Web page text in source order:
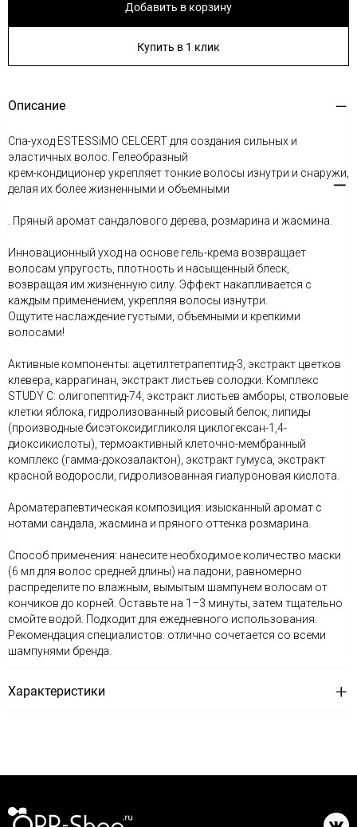
Добавить в корзину
Купить в 1 клик
Описание
Спа-уход ESTESSiMO CELCERT для создания сильных и
эластичных волос. Гелеобразный
крем-кондиционер укрепляет тонкие волосы изнутри и снаружи,
делая их более жизненными и объемными
. Пряный аромат сандалового дерева, розмарина и жасмина.
Инновационный уход на основе гель-крема возвращает
волосам упругость, плотность и насыщенный блеск,
возвращая им жизненную силу. Эффект накапливается с
каждым применением, укрепляя волосы изнутри.
Ощутите наслаждение густыми, объемными и крепкими
волосами!
Активные компоненты: ацетилтетрапептид-3, экстракт цветков
клевера, каррагинан, экстракт листьев солодки. Комплекс
STUDY C: олигопептид-74, экстракт листьев амборы, стволовые
клетки яблока, гидролизованный рисовый белок, липиды
(производные бисэтоксидигликоля циклогексан-1,4-
диоксикислоты), термоактивный клеточно-мембранный
комплекс (гамма-докозалактон), экстракт гумуса, экстракт
красной водоросли, гидролизованная гиалуроновая кислота.
Ароматерапевтическая композиция: изысканный аромат с
нотами сандала, жасмина и пряного оттенка розмарина.
Способ применения: нанесите необходимое количество маски
(6 мл для волос средней длины) на ладони, равномерно
распределите по влажным, вымытым шампунем волосам от
кончиков до корней. Оставьте на 1–3 минуты, затем тщательно
смойте водой. Подходит для ежедневного использования.
Рекомендация специалистов: отлично сочетается со всеми
шампунями бренда.
Характеристики